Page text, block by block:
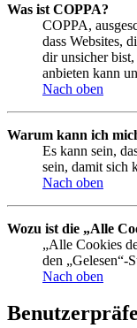
Was ist COPPA?
COPPA,
dass Websites,
dir unsicher
anbieten kann
Nach oben
Warum kann ich
Es kann sein,
sein, damit sich
Nach oben
Wozu ist die „Alle
„Alle Cookies
den „Gelesen“-
Nach oben